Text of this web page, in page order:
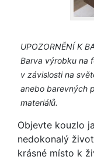
UPOZORNĚNÍ K
Barva výrobku na
v závislosti na
anebo barevných
materiálů.
Objevte kouzlo
nedokonalý
krásné místo k